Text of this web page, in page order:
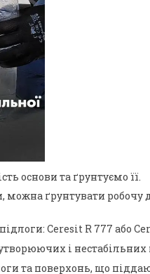
основи та ґрунтуємо її.
можна ґрунтувати
Ceresit R 777 або
і нестабільних
та поверхонь, що